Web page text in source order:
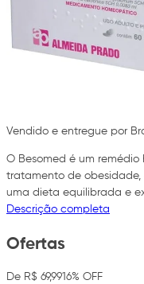
Vendido e entregue por
O Besomed é um
tratamento de obesidade,
uma dieta equilibrada e
Descrição completa
Ofertas
De R$ 69,9916% OFF